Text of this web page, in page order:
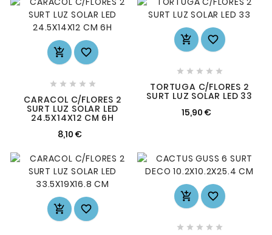
 
    
CARACOL C/FLORES 2
SURT LUZ SOLAR LED
24.5X14X12 CM 6H
8,10 €
 
    
TORTUGA C/FLORES 2
SURT LUZ SOLAR LED 33
15,90 €
 
 
    